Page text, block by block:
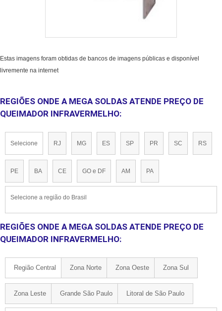
Estas imagens foram obtidas de bancos de imagens públicas e disponível
livremente na internet
REGIÕES ONDE A MEGA SOLDAS ATENDE PREÇO DE
QUEIMADOR INFRAVERMELHO:
Selecione RJ MG ES SP PR SC RS
PE BA CE GO e DF AM PA
Selecione a região do Brasil
REGIÕES ONDE A MEGA SOLDAS ATENDE PREÇO DE
QUEIMADOR INFRAVERMELHO:
Região Central Zona Norte Zona Oeste Zona Sul
Zona Leste Grande São Paulo Litoral de São Paulo